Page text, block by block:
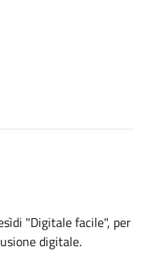
"Digitale facile", per
digitale.